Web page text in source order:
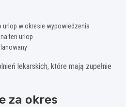
urlop w okresie wypowiedzenia
ten urlop
lekarskich, które mają zupełnie
za okres